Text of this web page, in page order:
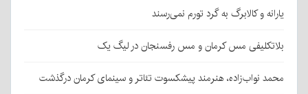
یارانه و کالابرگ به گرد تورم نمی‌رسند
بلاتکلیفی مس کرمان و مس رفسنجان در لیگ یک
محمد نواب‌زاده، هنرمند پیشکسوت تئاتر و سینمای کرمان درگذشت